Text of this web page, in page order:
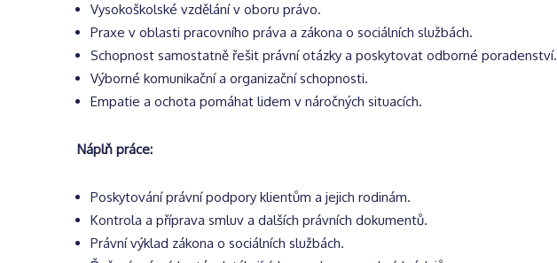
Vysokoškolské vzdělání v oboru právo.
Praxe v oblasti pracovního práva a zákona o sociálních službách.
Schopnost samostatně řešit právní otázky a poskytovat odborné poradenství.
Výborné komunikační a organizační schopnosti.
Empatie a ochota pomáhat lidem v náročných situacích.
Náplň práce:
Poskytování právní podpory klientům a jejich rodinám.
Kontrola a příprava smluv a dalších právních dokumentů.
Právní výklad zákona o sociálních službách.